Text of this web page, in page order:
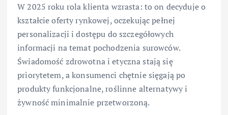
W 2025 roku rola klienta wzrasta: to on decyduje o
kształcie oferty rynkowej, oczekując pełnej
personalizacji i dostępu do szczegółowych
informacji na temat pochodzenia surowców.
Świadomość zdrowotna i etyczna stają się
priorytetem, a konsumenci chętnie sięgają po
produkty funkcjonalne, roślinne alternatywy i
żywność minimalnie przetworzoną.